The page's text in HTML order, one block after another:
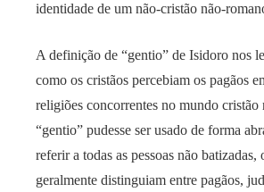
identidade de um não-cristão não-
A definição de “gentio” de Isidoro nos
como os cristãos percebiam os pagãos
religiões concorrentes no mundo cristão
“gentio” pudesse ser usado de forma
referir a todas as pessoas não batizadas,
geralmente distinguiam entre pagãos,